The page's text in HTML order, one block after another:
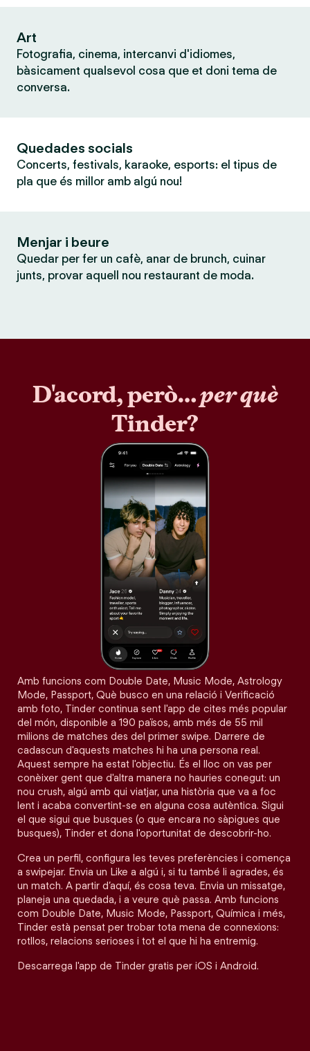
Art
Fotografia, cinema, intercanvi d'idiomes,
bàsicament qualsevol cosa que et doni tema de
conversa.
Quedades socials
Concerts, festivals, karaoke, esports: el tipus de
pla que és millor amb algú nou!
Menjar i beure
Quedar per fer un cafè, anar de brunch, cuinar
junts, provar aquell nou restaurant de moda.
D'acord, però…per què
Tinder?
Amb funcions com Double Date, Music Mode, Astrology
Mode, Passport, Què busco en una relació i Verificació
amb foto, Tinder continua sent l'app de cites més popular
del món, disponible a 190 països, amb més de 55 mil
milions de matches des del primer swipe. Darrere de
cadascun d'aquests matches hi ha una persona real.
Aquest sempre ha estat l'objectiu. És el lloc on vas per
conèixer gent que d'altra manera no hauries conegut: un
nou crush, algú amb qui viatjar, una història que va a foc
lent i acaba convertint-se en alguna cosa autèntica. Sigui
el que sigui que busques (o que encara no sàpigues que
busques), Tinder et dona l'oportunitat de descobrir-ho.
Crea un perfil, configura les teves preferències i comença
a swipejar. Envia un Like a algú i, si tu també li agrades, és
un match. A partir d’aquí, és cosa teva. Envia un missatge,
planeja una quedada, i a veure què passa. Amb funcions
com Double Date, Music Mode, Passport, Química i més,
Tinder està pensat per trobar tota mena de connexions:
rotllos, relacions serioses i tot el que hi ha entremig.
Descarrega l'app de Tinder gratis per iOS i Android.